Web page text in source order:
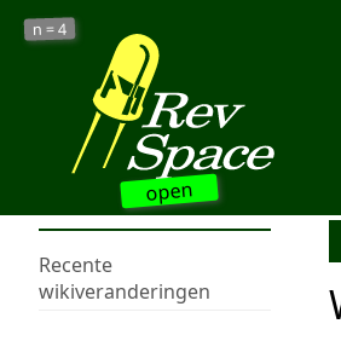
open
n =4
Recente
wikiveranderingen